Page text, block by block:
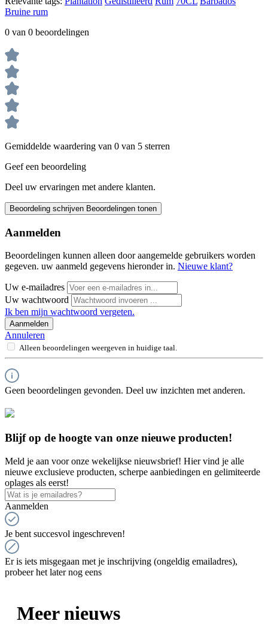
Bruine rum
0 van 0 beoordelingen
Gemiddelde waardering van 0 van 5 sterren
Geef een beoordeling
Deel uw ervaringen met andere klanten.
Beoordeling schrijven Beoordelingen tonen
Aanmelden
Beoordelingen kunnen alleen door aangemelde gebruikers worden
gegeven. uw aanmeld gegevens hieronder in. Nieuwe klant?
Uw e-mailadres
Uw wachtwoord
Ik ben mijn wachtwoord vergeten.
Aanmelden
Annuleren
Alleen beoordelingen weergeven in huidige taal.
Geen beoordelingen gevonden. Deel uw inzichten met anderen.
Blijf op de hoogte van onze nieuwe producten!
Meld je aan voor onze wekelijkse nieuwsbrief! Hier vind je alle
nieuwe exclusieve producten, scherpe aanbiedingen en gelimiteerde
oplages als eerst!
Aanmelden
Je bent succesvol ingeschreven!
Er is iets misgegaan met je inschrijving (ongeldig emailadres),
probeer het later nog eens
Meer nieuws